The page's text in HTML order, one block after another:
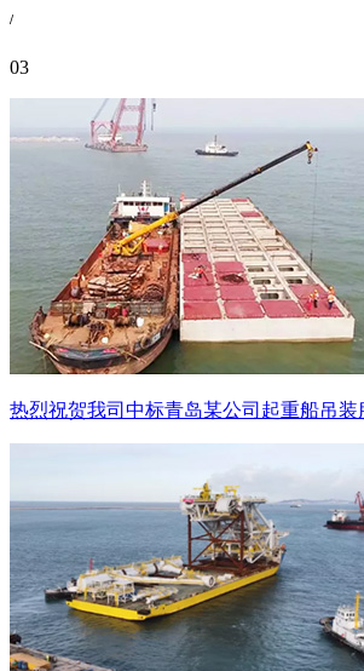
/
03
热烈祝贺我司中标青岛某公司起重船吊装